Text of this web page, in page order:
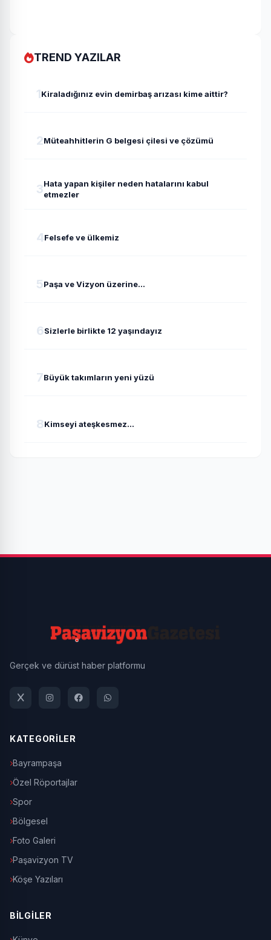
TREND YAZILAR
1Kiraladığınız evin demirbaş arızası kime aittir?
2Müteahhitlerin G belgesi çilesi ve çözümü
3Hata yapan kişiler neden hatalarını kabul
etmezler
4Felsefe ve ülkemiz
5Paşa ve Vizyon üzerine...
6Sizlerle birlikte 12 yaşındayız
7Büyük takımların yeni yüzü
8Kimseyi ateşkesmez...
Gerçek ve dürüst haber platformu
KATEGORİLER
Bayrampaşa
Özel Röportajlar
Spor
Bölgesel
Foto Galeri
Paşavizyon TV
Köşe Yazıları
BİLGİLER